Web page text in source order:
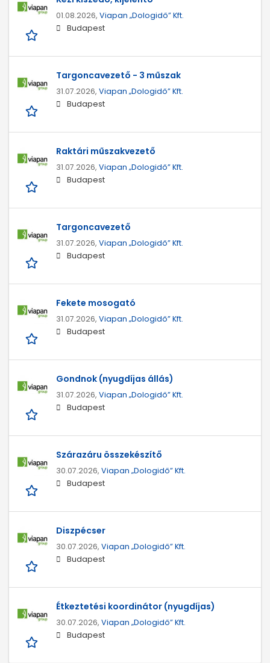
01.08.2026, Viapan „Dologidő” Kft.
Budapest
Targoncavezető - 3 műszak
31.07.2026, Viapan „Dologidő” Kft.
Budapest
Raktári műszakvezető
31.07.2026, Viapan „Dologidő” Kft.
Budapest
Targoncavezető
31.07.2026, Viapan „Dologidő” Kft.
Budapest
Fekete mosogató
31.07.2026, Viapan „Dologidő” Kft.
Budapest
Gondnok (nyugdíjas állás)
31.07.2026, Viapan „Dologidő” Kft.
Budapest
Szárazáru összekészítő
30.07.2026, Viapan „Dologidő” Kft.
Budapest
Diszpécser
30.07.2026, Viapan „Dologidő” Kft.
Budapest
Étkeztetési koordinátor (nyugdíjas)
30.07.2026, Viapan „Dologidő” Kft.
Budapest